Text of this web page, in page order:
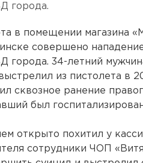
города.
в помещении магазина
совершено
города. 34-летний
из пистолета в
сквозное ранение
был
открыто похитил у
сотрудники ЧОП